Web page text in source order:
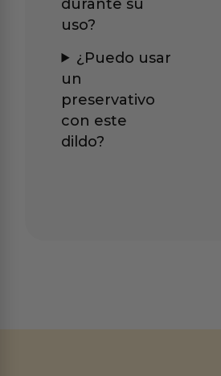
durante su
uso?
¿Puedo usar
un
preservativo
con este
dildo?